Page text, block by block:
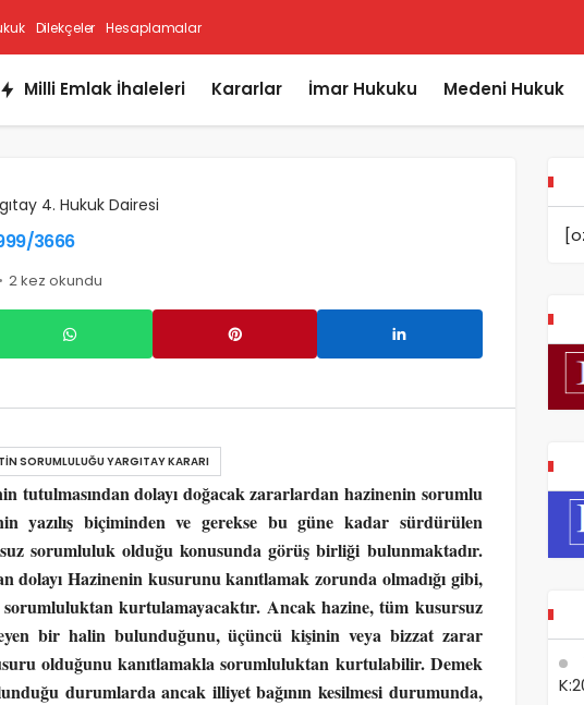
Dilekçeler Hesaplamalar
Milli Emlak İhaleleri Kararlar İmar Hukuku Medeni Hukuk
4. Hukuk Dairesi
3666
2 kez okundu
tutulmasından dolayı doğacak zararlardan hazinenin sorumlu
yazılış biçiminden ve gerekse bu güne kadar sürdürülen
sorumluluk olduğu konusunda görüş birliği bulunmaktadır.
dolayı Hazinenin kusurunu kanıtlamak zorunda olmadığı gibi,
sorumluluktan kurtulamayacaktır. Ancak hazine, tüm kusursuz
bir halin bulunduğunu, üçüncü kişinin veya bizzat zarar
olduğunu kanıtlamakla sorumluluktan kurtulabilir. Demek
durumlarda ancak illiyet bağının kesilmesi durumunda,
SORUMLULUĞU YARGITAY KARARI